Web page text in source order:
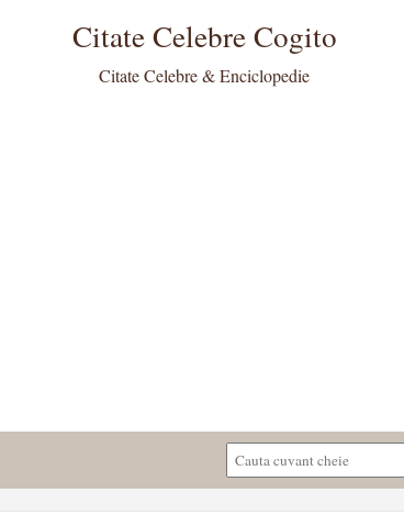
Citate Celebre Cogito
Citate Celebre & Enciclopedie